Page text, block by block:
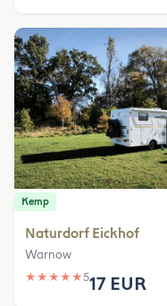
Kemp
Naturdorf Eickhof
Warnow
★ ★ ★ ★ ★517 EUR